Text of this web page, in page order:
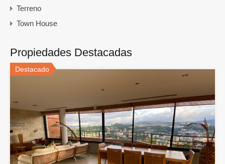
Terreno
Town House
Propiedades Destacadas
Destacado